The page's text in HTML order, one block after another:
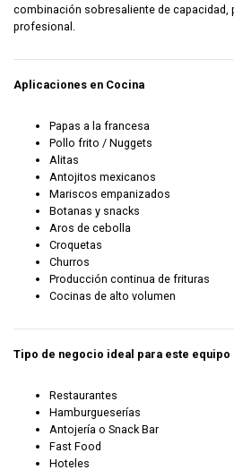
combinación sobresaliente de capacidad,
profesional.
Aplicaciones en Cocina
Papas a la francesa
Pollo frito / Nuggets
Alitas
Antojitos mexicanos
Mariscos empanizados
Botanas y snacks
Aros de cebolla
Croquetas
Churros
Producción continua de frituras
Cocinas de alto volumen
Tipo de negocio ideal para este equipo
Restaurantes
Hamburgueserías
Antojería o Snack Bar
Fast Food
Hoteles